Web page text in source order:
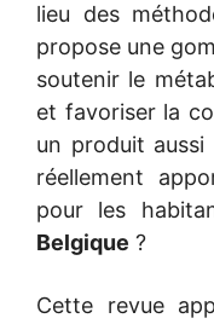
lieu des
propose une
soutenir le
et favoriser la
un produit aussi
réellement
pour les
Belgique ?
Cette revue